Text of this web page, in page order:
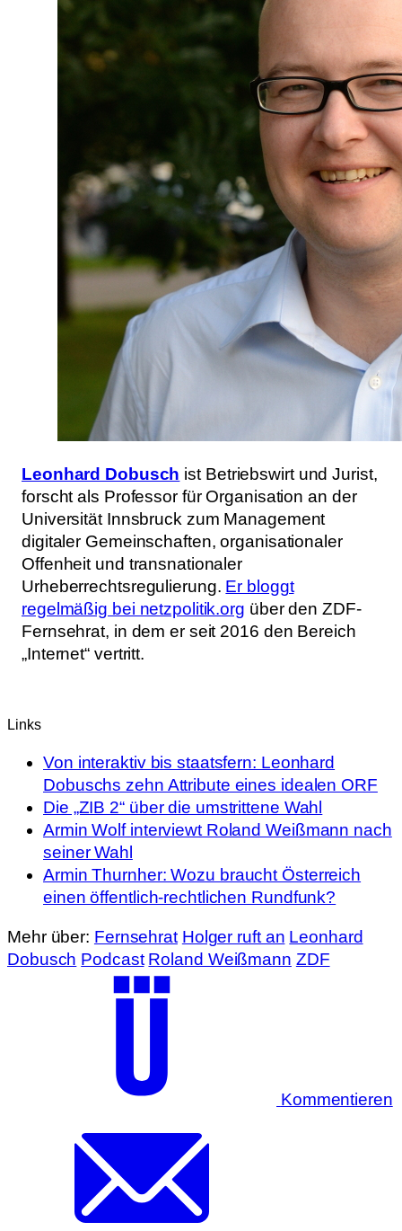
Leonhard Dobusch ist Betriebswirt und Jurist,
forscht als Professor für Organisation an der
Universität Innsbruck zum Management
digitaler Gemeinschaften, organisationaler
Offenheit und transnationaler
Urheberrechtsregulierung. Er bloggt
regelmäßig bei netzpolitik.org über den ZDF-
Fernsehrat, in dem er seit 2016 den Bereich
„Internet“ vertritt.
Links
Von interaktiv bis staatsfern: Leonhard
Dobuschs zehn Attribute eines idealen ORF
Die „ZIB 2“ über die umstrittene Wahl
Armin Wolf interviewt Roland Weißmann nach
seiner Wahl
Armin Thurnher: Wozu braucht Österreich
einen öffentlich-rechtlichen Rundfunk?
Mehr über: Fernsehrat Holger ruft an Leonhard
Dobusch Podcast Roland Weißmann ZDF
Kommentieren